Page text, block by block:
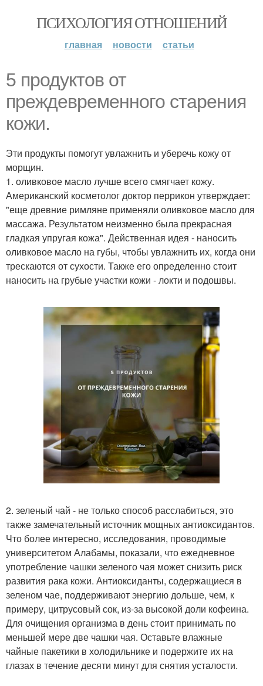
ПСИХОЛОГИЯ ОТНОШЕНИЙ
главная новости статьи
5 продуктов от
преждевременного старения
кожи.
Эти продукты помогут увлажнить и уберечь кожу от
морщин.
1. оливковое масло лучше всего смягчает кожу.
Американский косметолог доктор перрикон утверждает:
"еще древние римляне применяли оливковое масло для
массажа. Результатом неизменно была прекрасная
гладкая упругая кожа". Действенная идея - наносить
оливковое масло на губы, чтобы увлажнить их, когда они
трескаются от сухости. Также его определенно стоит
наносить на грубые участки кожи - локти и подошвы.
2. зеленый чай - не только способ расслабиться, это
также замечательный источник мощных антиоксидантов.
Что более интересно, исследования, проводимые
университетом Алабамы, показали, что ежедневное
употребление чашки зеленого чая может снизить риск
развития рака кожи. Антиоксиданты, содержащиеся в
зеленом чае, поддерживают энергию дольше, чем, к
примеру, цитрусовый сок, из-за высокой доли кофеина.
Для очищения организма в день стоит принимать по
меньшей мере две чашки чая. Оставьте влажные
чайные пакетики в холодильнике и подержите их на
глазах в течение десяти минут для снятия усталости.